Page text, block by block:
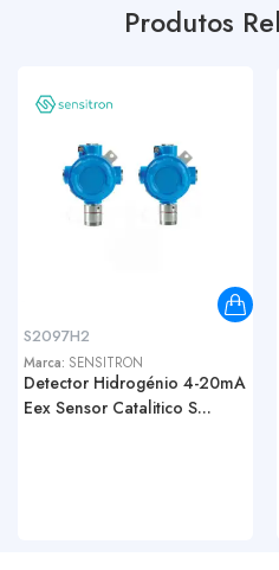
Produtos
S2097H2
Marca: SENSITRON
Detector Hidrogénio 4-20mA
Eex Sensor Catalitico S...